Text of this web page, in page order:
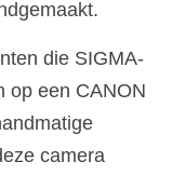
die SIGMA-
op een CANON
camera